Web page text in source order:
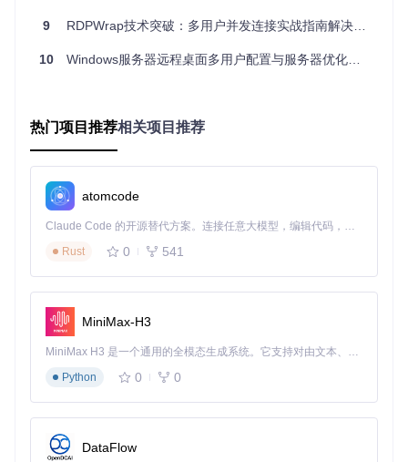
二、实施步骤：从环境准备到功能验证
2.1 准备阶段：环境检查与文件获取
预期输出示例：
OS Name:                   Microsoft Windows Server 2022
git clone
2.2 执行阶段：配置文件部署与服务设置
选择合适的配置文件
ated/目录选择对应文件。例如Windows Server 2022应选择
10.0.20348.*-autogenerated_x64.ini
9 RDPWrap技术突破：多用户并发连接实战指南解决Windows远程桌面限制难题
10 Windows服务器远程桌面多用户配置与服务器优化指南
热门项目推荐相关项目推荐
atomcode
Claude Code 的开源替代方案。连接任意大模型，编辑代码，运行命令，自动验证 — 全自动执行。用 Rust 构建，极致性能。 ｜ An open-source alternative to Claude Code. Connect any LLM, edit code, run commands, and verify changes — autonomously. Built in Rust for speed. Get Started
Rust
0 541
MiniMax-H3
MiniMax H3 是一个通用的全模态生成系统。它支持对由文本、图像、视频和音频组成的多模态上下文进行统一理解，并能生成分辨率高达 2K、时长可达 15 秒的带原生立体声音频的视频。得益于面向任务泛化的系统设计，H3 在预训练阶段就已具备广泛的多模态上下文理解与生成能力，能够出色地执行复杂的多模态指令。
Python
0 0
DataFlow